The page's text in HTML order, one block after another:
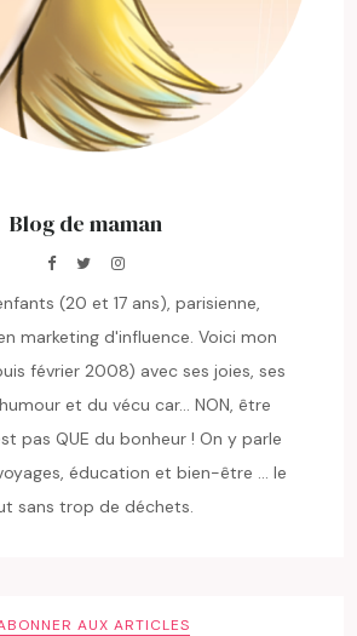
Blog de maman
(20 et 17 ans), parisienne,
marketing d'influence. Voici mon
février 2008) avec ses joies, ses
et du vécu car... NON, être
pas QUE du bonheur ! On y parle
éducation et bien-être ... le
sans trop de déchets.
AUX ARTICLES